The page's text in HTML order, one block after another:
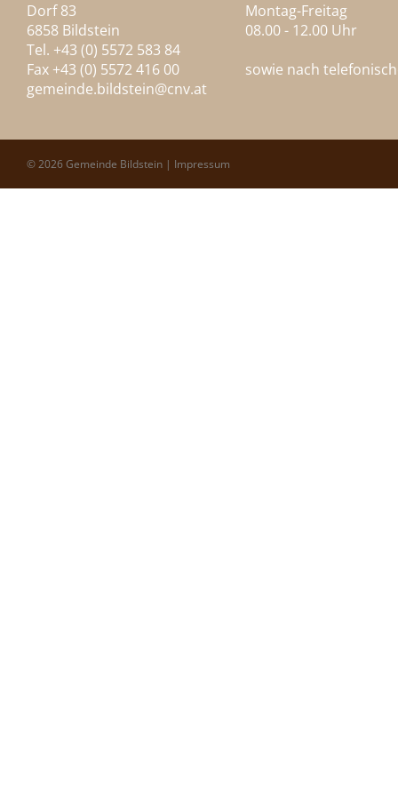
Dorf 83
6858 Bildstein
Tel. +43 (0) 5572 583 84
Fax +43 (0) 5572 416 00
gemeinde.bildstein@cnv.at
Montag-Freitag
08.00 - 12.00 Uhr
sowie nach
© 2026 Gemeinde Bildstein | Impressum